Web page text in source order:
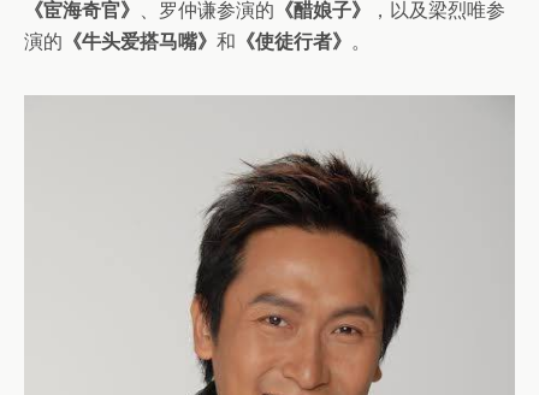
《宦海奇官》 、罗仲谦参演的 《醋娘子》
，以及梁烈唯参
演的 《牛头爱搭马嘴》 和 《使徒行者》 。